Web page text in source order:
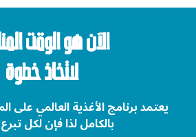
الآن هو الوقت
لاتخاذ خطوة
يعتمد برنامج الأغذية العالمي على
بالكامل لذا فإن لكل